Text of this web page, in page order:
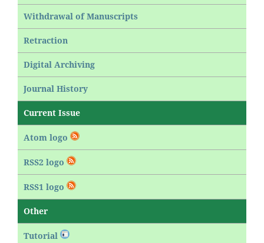
Withdrawal of Manuscripts
Retraction
Digital Archiving
Journal History
Current Issue
Atom logo
RSS2 logo
RSS1 logo
Other
Tutorial